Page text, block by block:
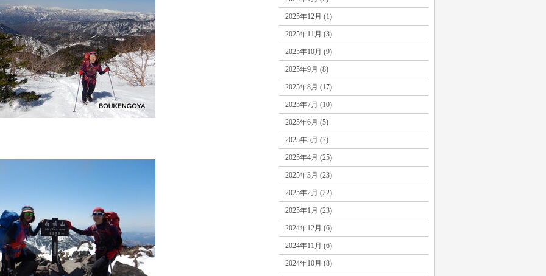
2025年12月 (1)
2025年11月 (3)
2025年10月 (9)
2025年9月 (8)
2025年8月 (17)
2025年7月 (10)
2025年6月 (5)
2025年5月 (7)
2025年4月 (25)
2025年3月 (23)
2025年2月 (22)
2025年1月 (23)
2024年12月 (6)
2024年11月 (6)
2024年10月 (8)